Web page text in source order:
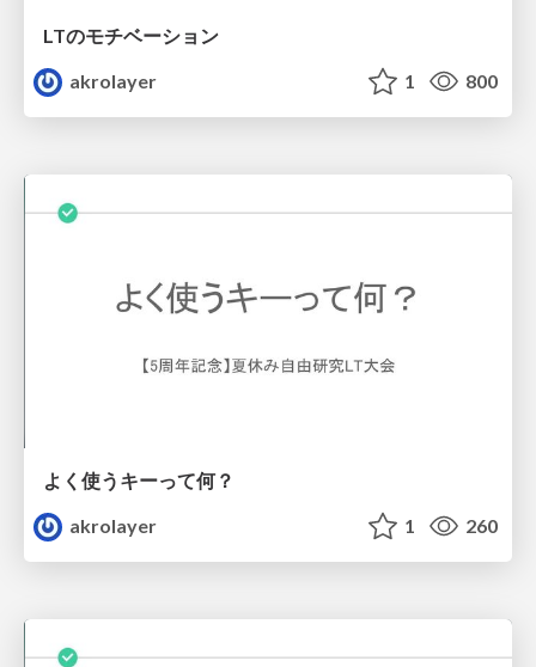
LTのモチベーション
akrolayer
1 800
よく使うキーって何？
akrolayer
1 260